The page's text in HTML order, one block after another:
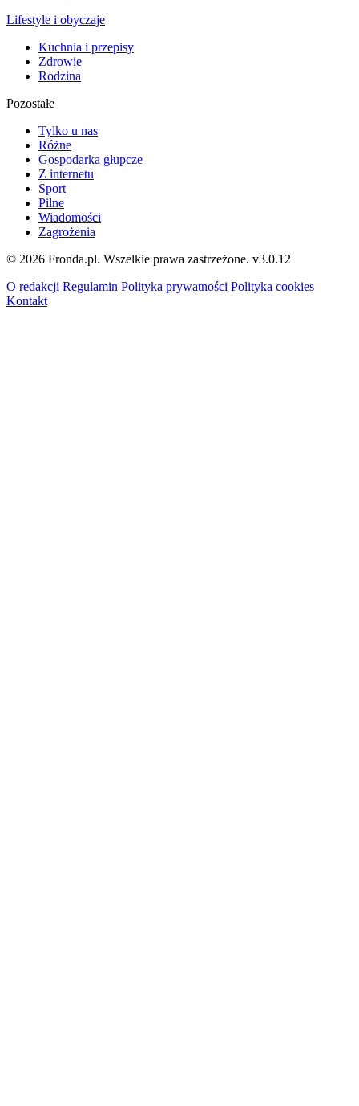
Lifestyle i obyczaje
Kuchnia i przepisy
Zdrowie
Rodzina
Pozostałe
Tylko u nas
Różne
Gospodarka głupcze
Z internetu
Sport
Pilne
Wiadomości
Zagrożenia
© 2026 Fronda.pl. Wszelkie prawa zastrzeżone. v3.0.12
O redakcji Regulamin Polityka prywatności Polityka cookies
Kontakt